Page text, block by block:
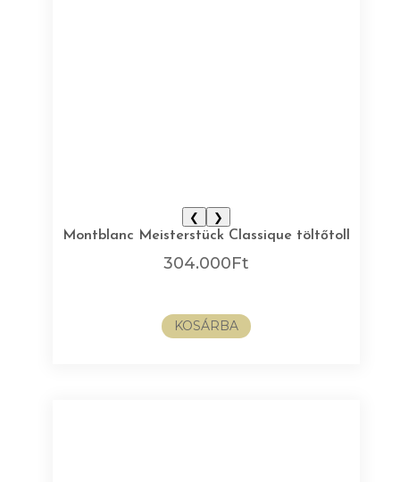
❮
❯
Montblanc Meisterstück Classique töltőtoll
304.000Ft
KOSÁRBA